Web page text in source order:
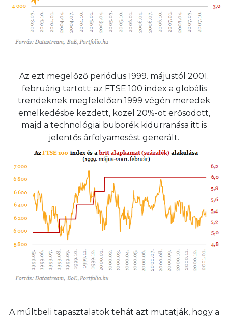
Az ezt megelőző periódus 1999. májustól 2001.
februárig tartott: az FTSE 100 index a globális
trendeknek megfelelően 1999 végén meredek
emelkedésbe kezdett, közel 20%-ot erősödött,
majd a technológiai buborék kidurranása itt is
jelentős árfolyamesést generált.
A múltbeli tapasztalatok tehát azt mutatják, hogy a